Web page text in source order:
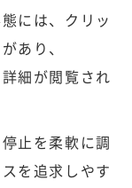
には、クリッ
あり、
細が閲覧され
止を柔軟に調
を追求しやす